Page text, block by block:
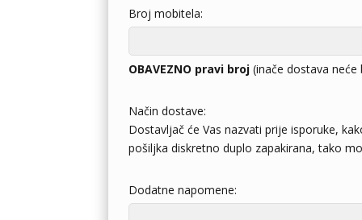
Broj mobitela:
OBAVEZNO pravi broj (inače dostava
Način dostave:
Dostavljač će Vas nazvati prije isporuke,
pošiljka diskretno duplo zapakirana, tako
Dodatne napomene: